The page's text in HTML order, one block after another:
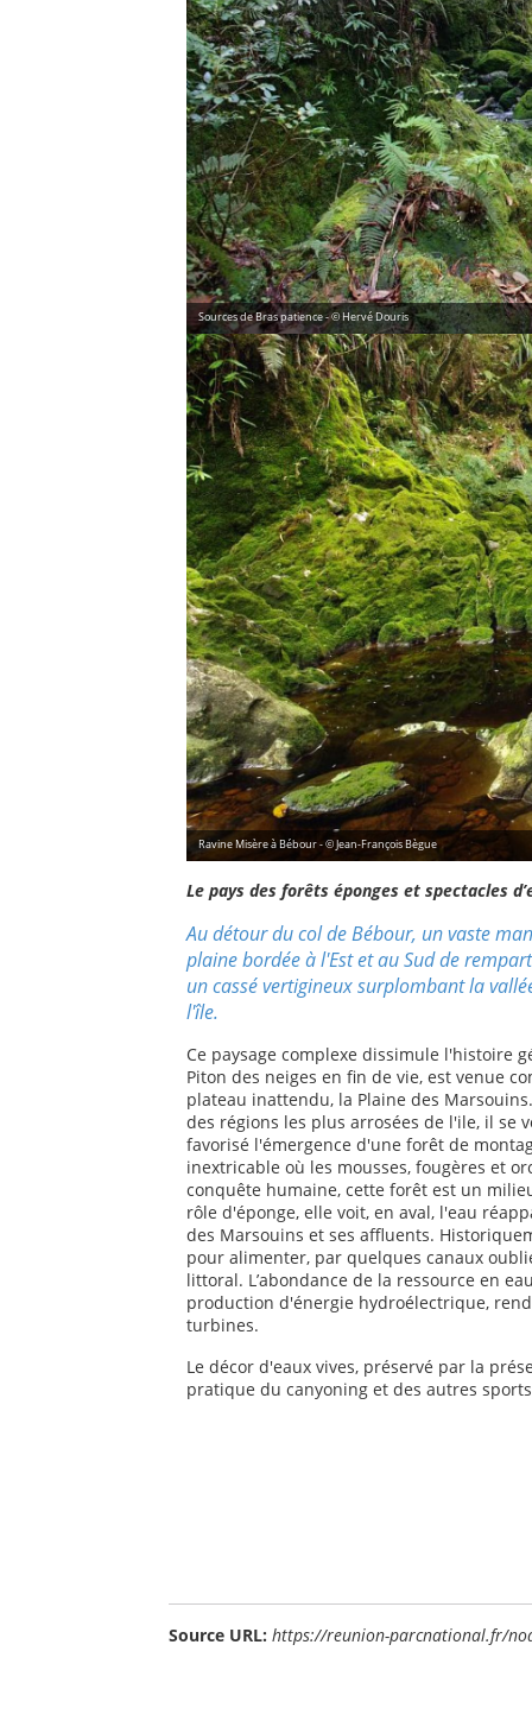
Sources de Bras patience - © Hervé Douris
Ravine Misère à Bébour - © Jean-François Bègue
Le pays des forêts éponges et spectacles
Au détour du col de Bébour, un vaste
plaine bordée à l'Est et au Sud de
un cassé vertigineux surplombant la
l'île.
Ce paysage complexe dissimule l'histoire
Piton des neiges en fin de vie, est venue
plateau inattendu, la Plaine des
des régions les plus arrosées de l'ile, il se
favorisé l'émergence d'une forêt de
inextricable où les mousses, fougères et
conquête humaine, cette forêt est un
rôle d'éponge, elle voit, en aval, l'eau
des Marsouins et ses affluents.
pour alimenter, par quelques canaux
littoral. L’abondance de la ressource en
production d'énergie hydroélectrique,
turbines.
Le décor d'eaux vives, préservé par la
pratique du canyoning et des autres
Source URL: https://reunion-parcnational.fr/